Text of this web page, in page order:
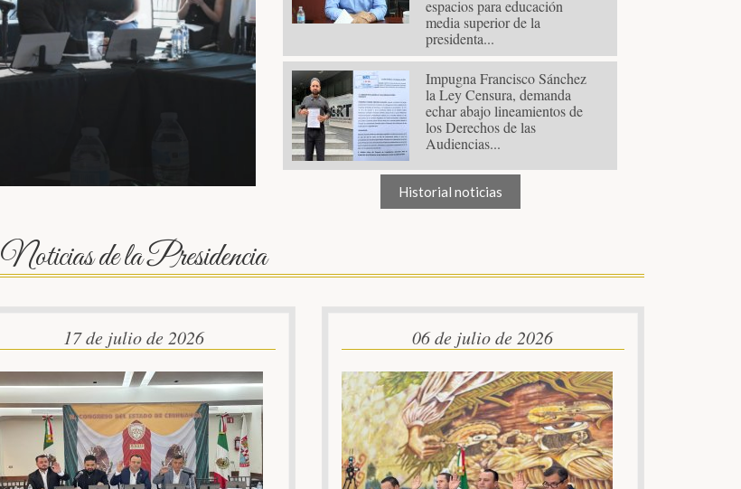
espacios para educación
media superior de la
presidenta...
Impugna Francisco Sánchez
la Ley Censura, demanda
echar abajo lineamientos de
los Derechos de las
Audiencias...
Historial noticias
Noticias de la Presidencia
17 de julio de 2026 06 de julio de 2026